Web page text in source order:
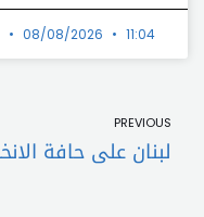
08/08/2026 11:04 ص
PREVIOUS